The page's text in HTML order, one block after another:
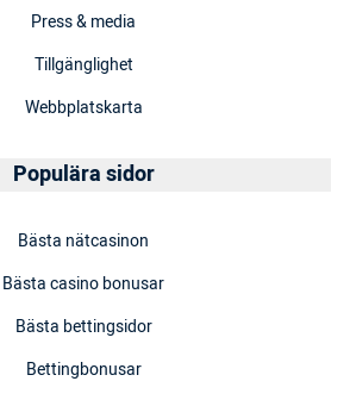
Press & media
Tillgänglighet
Webbplatskarta
Populära sidor
Bästa nätcasinon
Bästa casino bonusar
Bästa bettingsidor
Bettingbonusar